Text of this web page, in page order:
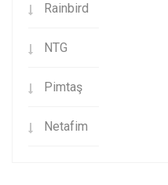
Rainbird
NTG
Pimtaş
Netafim